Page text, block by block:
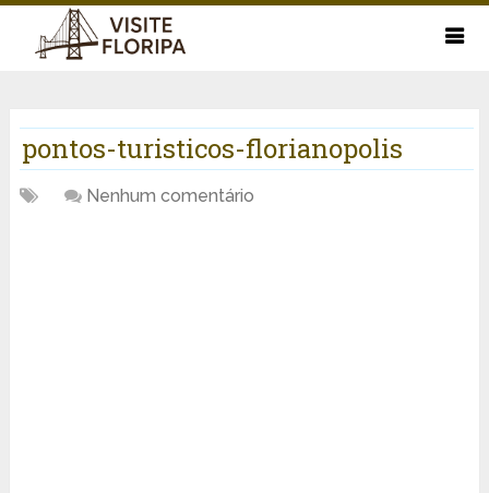
pontos-turisticos-florianopolis
Nenhum comentário